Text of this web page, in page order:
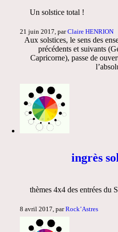
Un solstice total !
21 juin 2017, parClaire HENRION
Aux solstices, le sens des
précédents et suivants
Capricorne), passe de
ingrès
thèmes 4x4 des entrées du
8 avril 2017, parRock’Astres